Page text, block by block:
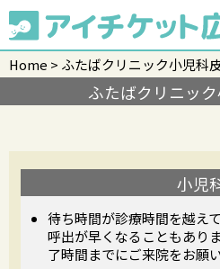
Home ふたばクリニック小児科
ふたばクリニッ
小児
待ち時間が診療時間を越え
呼出が早くなることもあり
了時間までにご来院をお願